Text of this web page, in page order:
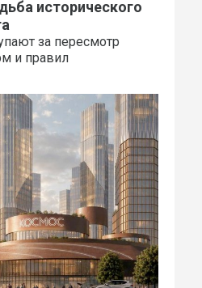
исторического
за пересмотр
и правил